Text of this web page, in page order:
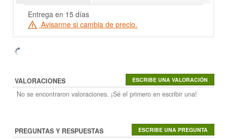
Entrega en 15 días
Avisarme si cambia de precio.
VALORACIONES
No se encontraron valoraciones. ¡Sé el primero en escribir una!
PREGUNTAS Y RESPUESTAS